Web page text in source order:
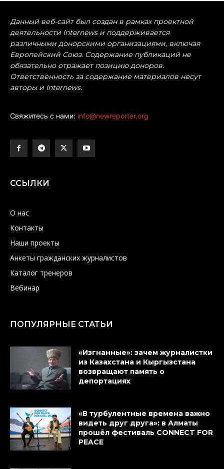
Данный веб-сайт был создан в рамках проектной
деятельности Internews и поддерживается
различными донорскими организациями, включая
Европейский Союз. Содержание публикаций не
обязательно отражает позицию доноров.
Ответственность за содержание материалов несут
авторы и Internews.
Свяжитесь с нами: info@newreporter.org
ССЫЛКИ
О нас
Контакты
Наши проекты
Анкеты гражданских журналистов
Каталог тренеров
Вебинар
ПОПУЛЯРНЫЕ СТАТЬИ
«Изгнанные»: зачем журналистки
из Казахстана и Кыргызстана
возвращают память о
депортациях
«В турбулентные времена важно
видеть друг друга»: в Алматы
прошёл фестиваль CONNECT FOR
PEACE